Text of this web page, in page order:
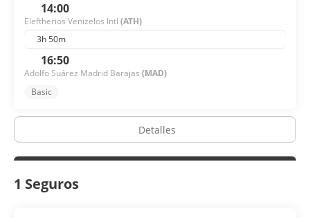
14:00
Eleftherios Venizelos Intl (ATH)
3h 50m
16:50
Adolfo Suárez Madrid Barajas (MAD)
Basic
Detalles
1 Seguros